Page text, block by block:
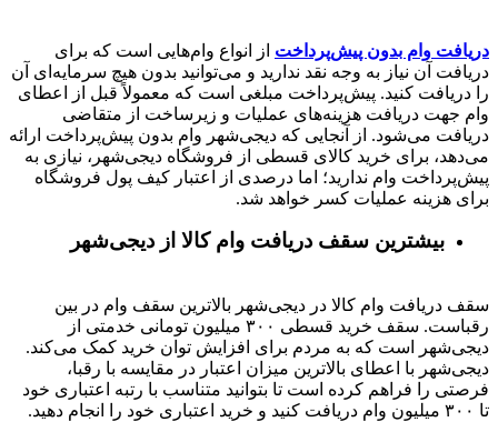
دریافت وام بدون پیش‌پرداخت از انواع وام‌هایی است که برای
دریافت آن نیاز به وجه نقد ندارید و می‌توانید بدون هیچ سرمایه‌ای آن
را دریافت کنید. پیش‌پرداخت مبلغی است که معمولاً قبل از اعطای
وام جهت دریافت هزینه‌های عملیات و زیرساخت از متقاضی
دریافت می‌شود. از آنجایی که دیجی‌شهر وام بدون پیش‌پرداخت ارائه
می‌دهد، برای خرید کالای قسطی از فروشگاه دیجی‌شهر، نیازی به
پیش‌پرداخت وام ندارید؛ اما درصدی از اعتبار کیف پول فروشگاه
برای هزینه عملیات کسر خواهد شد.
بیشترین سقف دریافت وام کالا از دیجی‌شهر
سقف دریافت وام کالا در دیجی‌شهر بالاترین سقف وام در بین
رقباست. سقف خرید قسطی ۳۰۰ میلیون تومانی خدمتی از
دیجی‌شهر است که به مردم برای افزایش توان خرید کمک می‌کند.
دیجی‌شهر با اعطای بالاترین میزان اعتبار در مقایسه با رقبا،
فرصتی را فراهم کرده است تا بتوانید متناسب با رتبه اعتباری خود
تا ۳۰۰ میلیون وام دریافت کنید و خرید اعتباری خود را انجام دهید.